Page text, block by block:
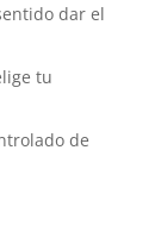
dar el
tu
de